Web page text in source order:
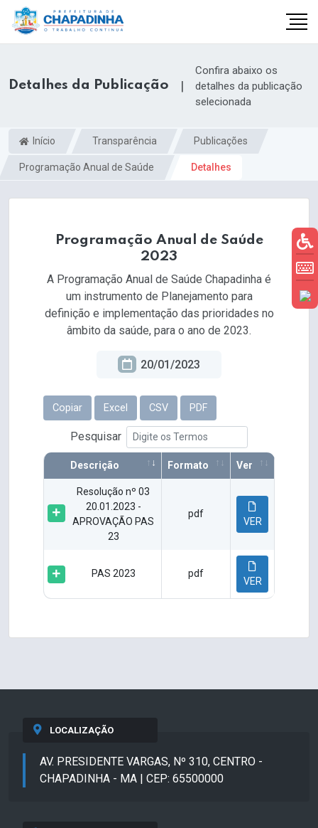
Detalhes da Publicação |
Confira abaixo os
detalhes da publicação
selecionada
Início Transparência Publicações
Programação Anual de Saúde Detalhes
Programação Anual de Saúde
2023
A Programação Anual de Saúde Chapadinha é
um instrumento de Planejamento para
definição e implementação das prioridades no
âmbito da saúde, para o ano de 2023.
20/01/2023
Copiar Excel CSV PDF
Pesquisar
Descrição Formato Ver
Resolução nº 03
20.01.2023 -
APROVAÇÃO PAS
23
pdf
VER
PAS 2023 pdf
VER
LOCALIZAÇÃO
AV. PRESIDENTE VARGAS, Nº 310, CENTRO -
CHAPADINHA - MA | CEP: 65500000